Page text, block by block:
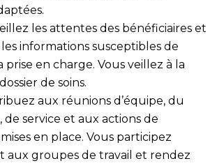
les attentes des bénéficiaires et
informations susceptibles de
prise en charge. Vous veillez à la
de soins.
aux réunions d’équipe, du
de service et aux actions de
en place. Vous participez
aux groupes de travail et rendez